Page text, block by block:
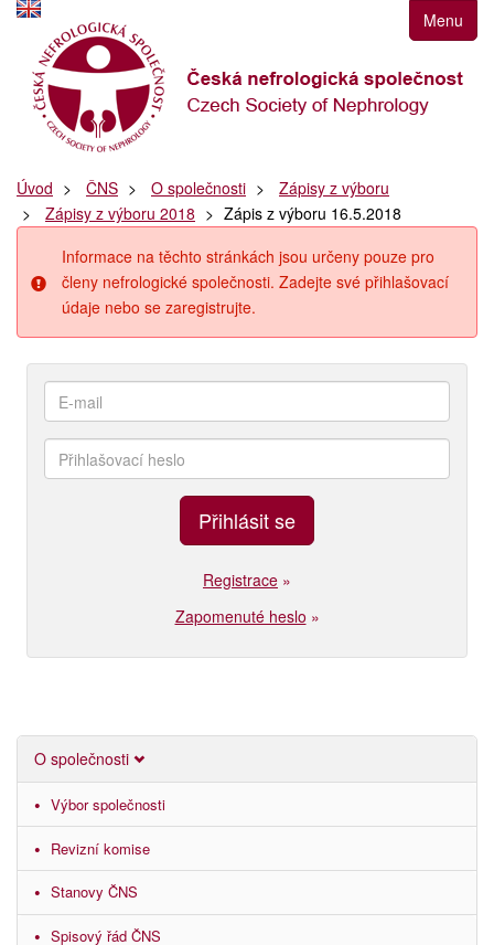
k
navigaci
Přejít
obsah
k
postrannímu
Klávesové
zkratky
Menu
Úvod ČNS O společnosti
Zápisy z výboru
Zápisy z výboru 2018
Zápis z výboru 16.5.2018
Informace na těchto stránkách jsou určeny pouze pro
členy nefrologické společnosti. Zadejte své přihlašovací
údaje nebo se zaregistrujte.
Registrace »
Zapomenuté heslo »
O společnosti
Výbor společnosti
Revizní komise
Stanovy ČNS
Spisový řád ČNS